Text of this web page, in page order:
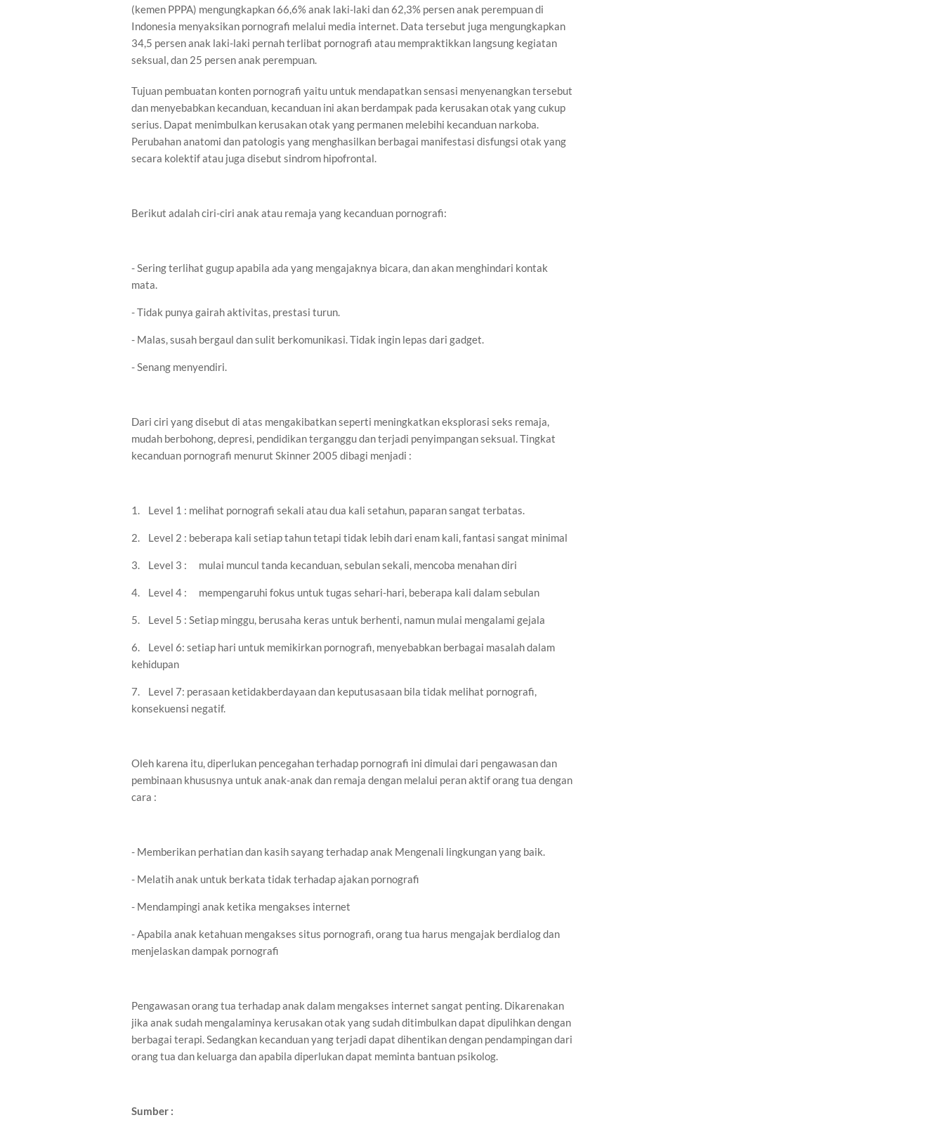
(kemen PPPA) mengungkapkan 66,6% anak laki-laki dan 62,3% persen anak perempuan di
Indonesia menyaksikan pornografi melalui media internet. Data tersebut juga mengungkapkan
34,5 persen anak laki-laki pernah terlibat pornografi atau mempraktikkan langsung kegiatan
seksual, dan 25 persen anak perempuan.
Tujuan pembuatan konten pornografi yaitu untuk mendapatkan sensasi menyenangkan tersebut
dan menyebabkan kecanduan, kecanduan ini akan berdampak pada kerusakan otak yang cukup
serius. Dapat menimbulkan kerusakan otak yang permanen melebihi kecanduan narkoba.
Perubahan anatomi dan patologis yang menghasilkan berbagai manifestasi disfungsi otak yang
secara kolektif atau juga disebut sindrom hipofrontal.
Berikut adalah ciri-ciri anak atau remaja yang kecanduan pornografi:
- Sering terlihat gugup apabila ada yang mengajaknya bicara, dan akan menghindari kontak
mata.
- Tidak punya gairah aktivitas, prestasi turun.
- Malas, susah bergaul dan sulit berkomunikasi. Tidak ingin lepas dari gadget.
- Senang menyendiri.
Dari ciri yang disebut di atas mengakibatkan seperti meningkatkan eksplorasi seks remaja,
mudah berbohong, depresi, pendidikan terganggu dan terjadi penyimpangan seksual. Tingkat
kecanduan pornografi menurut Skinner 2005 dibagi menjadi :
1. Level 1 : melihat pornografi sekali atau dua kali setahun, paparan sangat terbatas.
2. Level 2 : beberapa kali setiap tahun tetapi tidak lebih dari enam kali, fantasi sangat minimal
3. Level 3 : mulai muncul tanda kecanduan, sebulan sekali, mencoba menahan diri
4. Level 4 : mempengaruhi fokus untuk tugas sehari-hari, beberapa kali dalam sebulan
5. Level 5 : Setiap minggu, berusaha keras untuk berhenti, namun mulai mengalami gejala
6.
Level 6: setiap hari untuk memikirkan pornografi, menyebabkan berbagai masalah dalam
kehidupan
7.
Level 7: perasaan ketidakberdayaan dan keputusasaan bila tidak melihat pornografi,
konsekuensi negatif.
Oleh karena itu, diperlukan pencegahan terhadap pornografi ini dimulai dari pengawasan dan
pembinaan khususnya untuk anak-anak dan remaja dengan melalui peran aktif orang tua dengan
cara :
- Memberikan perhatian dan kasih sayang terhadap anak Mengenali lingkungan yang baik.
- Melatih anak untuk berkata tidak terhadap ajakan pornografi
- Mendampingi anak ketika mengakses internet
- Apabila anak ketahuan mengakses situs pornografi, orang tua harus mengajak berdialog dan
menjelaskan dampak pornografi
Pengawasan orang tua terhadap anak dalam mengakses internet sangat penting. Dikarenakan
jika anak sudah mengalaminya kerusakan otak yang sudah ditimbulkan dapat dipulihkan dengan
berbagai terapi. Sedangkan kecanduan yang terjadi dapat dihentikan dengan pendampingan dari
orang tua dan keluarga dan apabila diperlukan dapat meminta bantuan psikolog.
Sumber :